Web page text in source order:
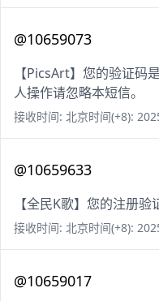
@10659073
【PicsArt】您的验证码
人操作请忽略本短信。
接收时间: 北京时间(+8):
@10659633
【全民K歌】您的注册验
接收时间: 北京时间(+8):
@10659017